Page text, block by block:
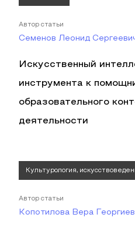
Автор статьи
Семенов Леонид
Искусственный
инструмента к
образовательного
деятельности
Культурология,
Автор статьи
Копотилова Вера